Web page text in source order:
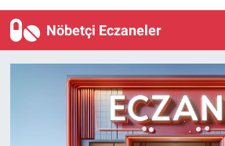
Nöbetçi Eczaneler